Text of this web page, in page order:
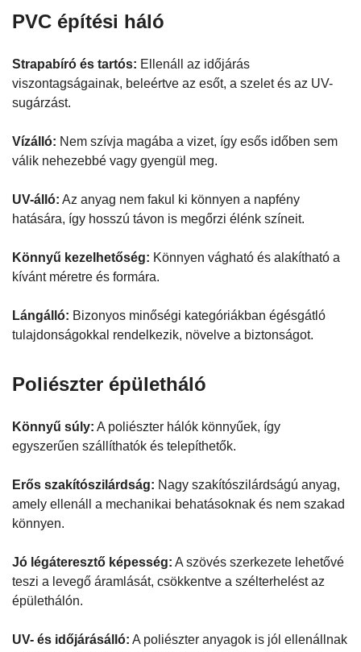
PVC építési háló
Strapabíró és tartós: Ellenáll az időjárás
viszontagságainak, beleértve az esőt, a szelet és az UV-
sugárzást.
Vízálló: Nem szívja magába a vizet, így esős időben sem
válik nehezebbé vagy gyengül meg.
UV-álló: Az anyag nem fakul ki könnyen a napfény
hatására, így hosszú távon is megőrzi élénk színeit.
Könnyű kezelhetőség: Könnyen vágható és alakítható a
kívánt méretre és formára.
Lángálló: Bizonyos minőségi kategóriákban égésgátló
tulajdonságokkal rendelkezik, növelve a biztonságot.
Poliészter épületháló
Könnyű súly: A poliészter hálók könnyűek, így
egyszerűen szállíthatók és telepíthetők.
Erős szakítószilárdság: Nagy szakítószilárdságú anyag,
amely ellenáll a mechanikai behatásoknak és nem szakad
könnyen.
Jó légáteresztő képesség: A szövés szerkezete lehetővé
teszi a levegő áramlását, csökkentve a szélterhelést az
épülethálón.
UV- és időjárásálló: A poliészter anyagok is jól ellenállnak